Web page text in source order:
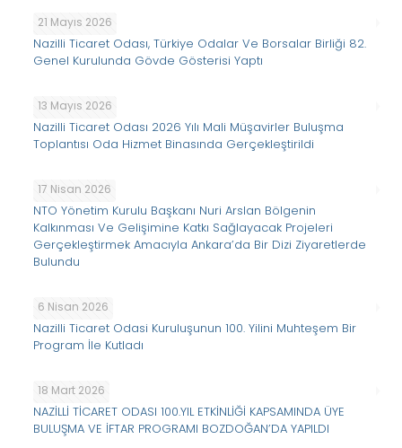
21 Mayıs 2026
Nazilli Ticaret Odası, Türkiye Odalar Ve Borsalar Birliği 82.
Genel Kurulunda Gövde Gösterisi Yaptı
13 Mayıs 2026
Nazilli Ticaret Odası 2026 Yılı Mali Müşavirler Buluşma
Toplantısı Oda Hizmet Binasında Gerçekleştirildi
17 Nisan 2026
NTO Yönetim Kurulu Başkanı Nuri Arslan Bölgenin
Kalkınması Ve Gelişimine Katkı Sağlayacak Projeleri
Gerçekleştirmek Amacıyla Ankara’da Bir Dizi Ziyaretlerde
Bulundu
6 Nisan 2026
Nazilli Ticaret Odasi Kuruluşunun 100. Yilini Muhteşem Bir
Program İle Kutladı
18 Mart 2026
NAZİLLİ TİCARET ODASI 100.YIL ETKİNLİĞİ KAPSAMINDA ÜYE
BULUŞMA VE İFTAR PROGRAMI BOZDOĞAN’DA YAPILDI